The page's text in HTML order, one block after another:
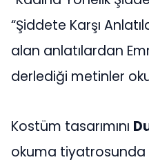
“Şiddete Karşı
alan anlatılardan
derlediği metinler
Kostüm tasarımını
okuma tiyatrosunda